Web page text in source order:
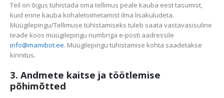
Teil on õigus tühistada oma tellimus peale kauba eest tasumist,
kuid enne kauba kohaletoimetamist ilma lisakuludeta.
Müügilepingu/Tellimuse tühistamiseks tuleb saata vastavasisuline
teade koos müügilepingu numbriga e-posti aadressile
info@mamibot.ee. Müügilepingu tühistamise kohta saadetakse
kinnitus.
3. Andmete kaitse ja töötlemise
põhimõtted